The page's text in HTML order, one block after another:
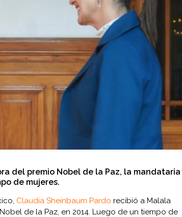
del premio Nobel de la Paz, la mandataria
de mujeres.
Claudia Sheinbaum Pardo recibió a Malala
de la Paz, en 2014. Luego de un tiempo de